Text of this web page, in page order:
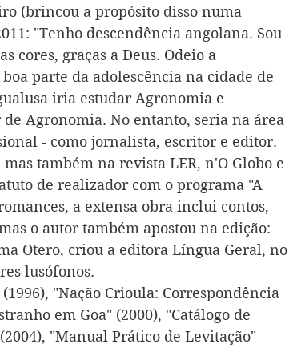
(brincou a propósito disso numa
"Tenho descendência angolana. Sou
cores, graças a Deus. Odeio a
parte da adolescência na cidade de
iria estudar Agronomia e
Agronomia. No entanto, seria na área
- como jornalista, escritor e editor.
também na revista LER, n'O Globo e
de realizador com o programa "A
a extensa obra inclui contos,
o autor também apostou na edição:
Otero, criou a editora Língua Geral, no
lusófonos.
"Nação Crioula: Correspondência
em Goa" (2000), "Catálogo de
"Manual Prático de Levitação"